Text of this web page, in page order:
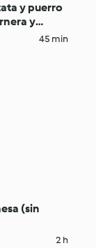
y puerro
y
45 min
(sin
2 h